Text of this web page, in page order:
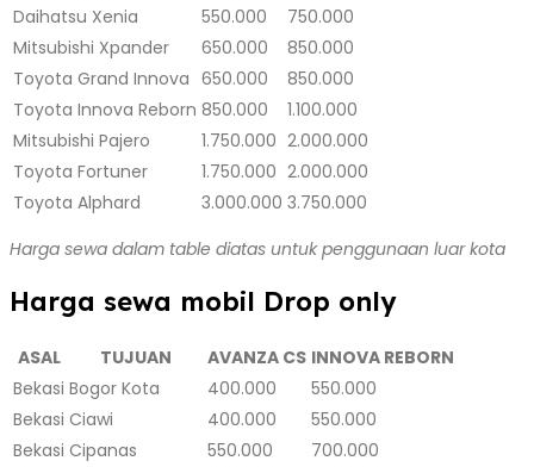
Daihatsu Xenia
550.000
750.000
Mitsubishi Xpander
650.000
850.000
Toyota Grand Innova 650.000
850.000
Toyota Innova Reborn 850.000
1.100.000
Mitsubishi Pajero
1.750.000 2.000.000
Toyota Fortuner
1.750.000 2.000.000
Toyota Alphard
3.000.000 3.750.000
Harga sewa dalam table diatas untuk penggunaan luar kota
Harga sewa mobil Drop only
ASAL TUJUAN AVANZA CS INNOVA REBORN
Bekasi Bogor Kota 400.000
550.000
Bekasi Ciawi 400.000
550.000
Bekasi Cipanas 550.000
700.000